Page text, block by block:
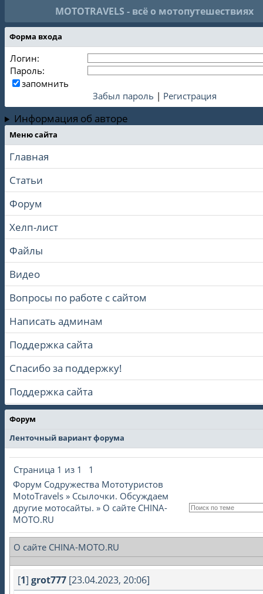
MOTOTRAVELS - всё о мотопутешествиях
Форма входа
Логин:
Пароль:
запомнить
Забыл пароль | Регистрация
Информация об авторе
Меню сайта
Главная
Статьи
Форум
Хелп-лист
Файлы
Видео
Вопросы по работе с сайтом
Написать админам
Поддержка сайта
Спасибо за поддержку!
Поддержка сайта
Форум
Ленточный вариант форума
Страница 1 из 1
1
Форум Содружества Мототуристов
MotoTravels » Ссылочки. Обсуждаем
другие мотосайты. » О сайте CHINA-
MOTO.RU
О сайте CHINA-MOTO.RU
[1] grot777 [23.04.2023, 20:06]